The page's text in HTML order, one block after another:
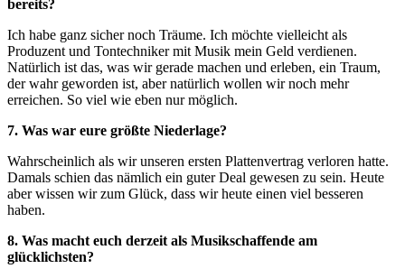
bereits?
Ich habe ganz sicher noch Träume. Ich möchte vielleicht als
Produzent und Tontechniker mit Musik mein Geld verdienen.
Natürlich ist das, was wir gerade machen und erleben, ein Traum,
der wahr geworden ist, aber natürlich wollen wir noch mehr
erreichen. So viel wie eben nur möglich.
7. Was war eure größte Niederlage?
Wahrscheinlich als wir unseren ersten Plattenvertrag verloren hatte.
Damals schien das nämlich ein guter Deal gewesen zu sein. Heute
aber wissen wir zum Glück, dass wir heute einen viel besseren
haben.
8. Was macht euch derzeit als Musikschaffende am
glücklichsten?